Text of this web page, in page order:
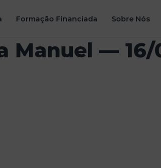
Formação Financiada Sobre Nós
Manuel — 16/